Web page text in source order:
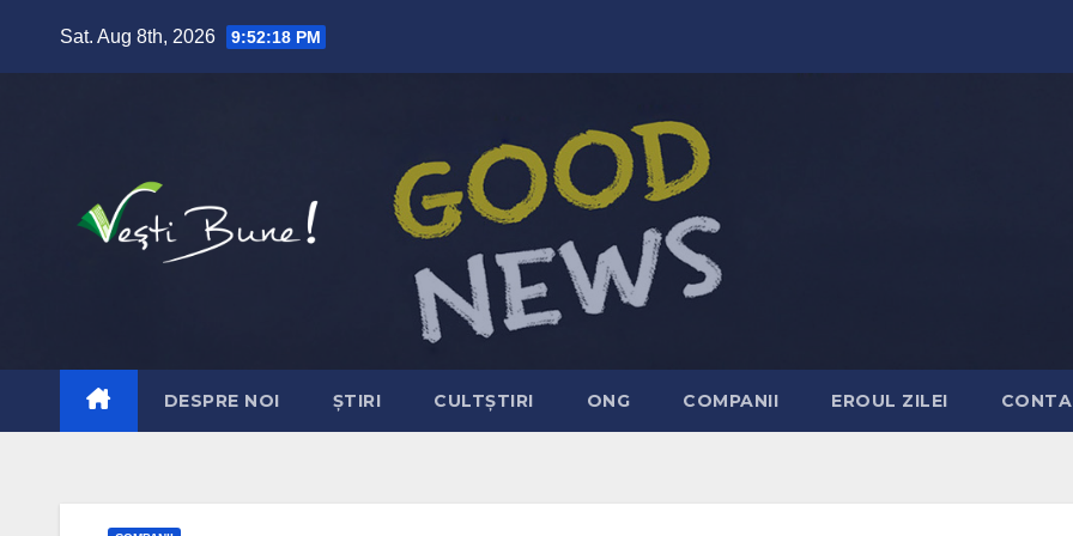
Sat. Aug 8th, 2026
9:52:19 PM
DESPRE NOI ȘTIRI CULTȘTIRI ONG COMPANII EROUL ZILEI